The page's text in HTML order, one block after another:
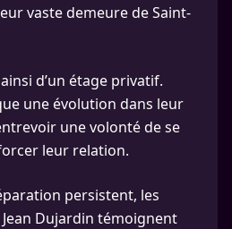
vaste demeure de Saint-
d’un étage privatif.
une évolution dans leur
une volonté de se
leur relation.
persistent, les
Dujardin témoignent